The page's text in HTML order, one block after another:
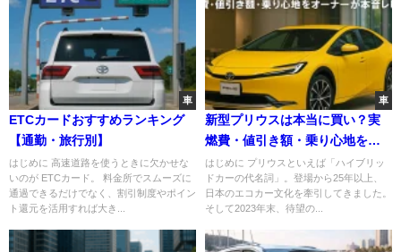
車
ETCカードおすすめランキング
【通勤・旅行別】
はじめに 高速道路を使うときに欠かせな
いのが ETCカード。 料金所でスムーズに
通過できるだけでなく、割引制度やポイン
ト還元を活用すれば大き...
車
新型プリウスは本当に買い？実
燃費・値引き額・乗り心地をオ
ーナーが本音レビュー
はじめに プリウスといえば「ハイブリッ
ドカーの代名詞」。登場から25年以上、
日本のエコカー文化を牽引してきました。
そして2023年末、待望の...